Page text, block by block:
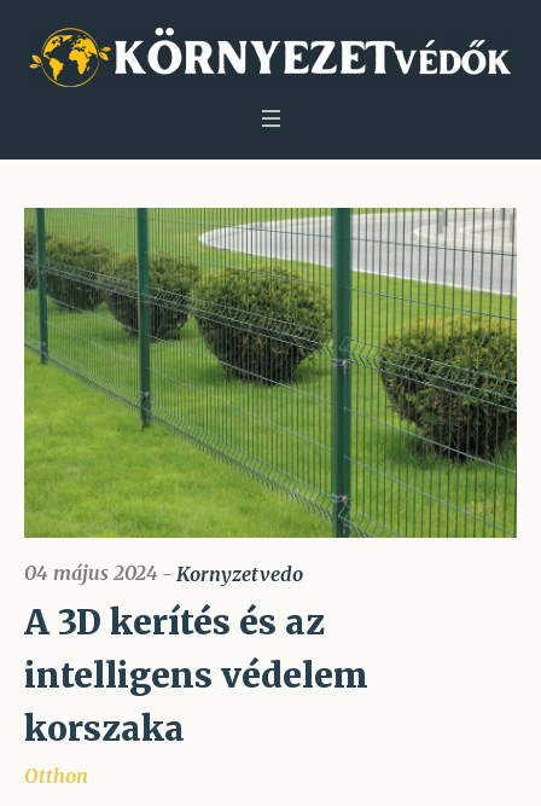
04 május 2024 Kornyzetvedo
A 3D kerítés és az
intelligens védelem
korszaka
Otthon